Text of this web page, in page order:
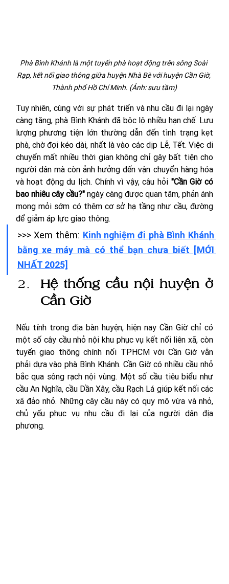
Phà Bình Khánh là một tuyến phà hoạt động trên sông Soài
Rạp, kết nối giao thông giữa huyện Nhà Bè với huyện Cần Giờ,
Thành phố Hồ Chí Minh. (Ảnh: sưu tầm)
Tuy nhiên, cùng với sự phát triển và nhu cầu đi lại ngày
càng tăng, phà Bình Khánh đã bộc lộ nhiều hạn chế. Lưu
lượng phương tiện lớn thường dẫn đến tình trạng kẹt
phà, chờ đợi kéo dài, nhất là vào các dịp Lễ, Tết. Việc di
chuyển mất nhiều thời gian không chỉ gây bất tiện cho
người dân mà còn ảnh hưởng đến vận chuyển hàng hóa
và hoạt động du lịch. Chính vì vậy, câu hỏi "Cần Giờ có
bao nhiêu cây cầu?" ngày càng được quan tâm, phản ánh
mong mỏi sớm có thêm cơ sở hạ tầng như cầu, đường
để giảm áp lực giao thông.
>>> Xem thêm: Kinh nghiệm đi phà Bình Khánh
bằng xe máy mà có thể bạn chưa biết [MỚI
NHẤT 2025]
Hệ thống cầu nội huyện ở
Cần Giờ
Nếu tính trong địa bàn huyện, hiện nay Cần Giờ chỉ có
một số cây cầu nhỏ nội khu phục vụ kết nối liên xã, còn
tuyến giao thông chính nối TPHCM với Cần Giờ vẫn
phải dựa vào phà Bình Khánh. Cần Giờ có nhiều cầu nhỏ
bắc qua sông rạch nội vùng. Một số cầu tiêu biểu như
cầu An Nghĩa, cầu Dần Xây, cầu Rạch Lá giúp kết nối các
xã đảo nhỏ. Những cây cầu này có quy mô vừa và nhỏ,
chủ yếu phục vụ nhu cầu đi lại của người dân địa
phương.